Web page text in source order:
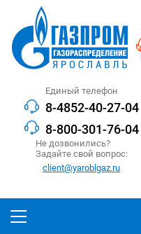
Единый телефон
8-4852-40-27-04
8-800-301-76-04
Не дозвонились?
Задайте свой вопрос:
client@yaroblgaz.ru